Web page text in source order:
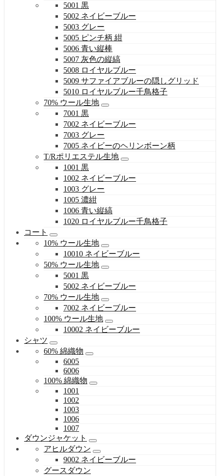
5001 黒
5002 ネイビーブルー
5003 グレー
5005 ピンチ柄 紺
5006 青い縦棒
5007 灰色の縦縞
5008 ロイヤルブルー
5009 サファイアブルーの隠しグリッド
5010 ロイヤルブルー千鳥格子
70% ウール生地
7001 黒
7002 ネイビーブルー
7003 グレー
7005 ネイビーのヘリンボーン柄
T/Rポリエステル生地
1001 黒
1002 ネイビーブルー
1003 グレー
1005 濃紺
1006 青い縦縞
1020 ロイヤルブルー千鳥格子
コート
10% ウール生地
10010 ネイビーブルー
50% ウール生地
5001 黒
5002 ネイビーブルー
70% ウール生地
7002 ネイビーブルー
100% ウール生地
10002 ネイビーブルー
シャツ
60% 綿織物
6005
6006
100% 綿織物
1001
1002
1003
1006
1007
ダウンジャケット
アヒルダウン
9002 ネイビーブルー
グースダウン